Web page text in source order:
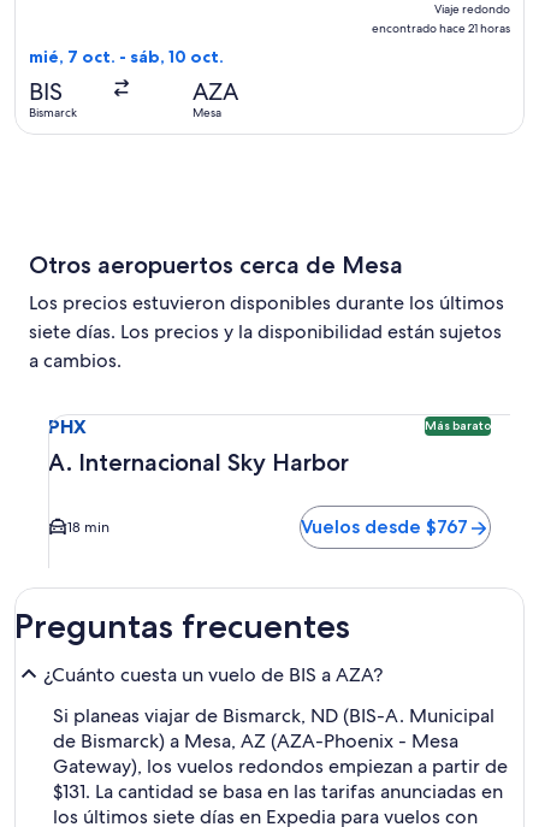
redondo,
Viaje redondo
encontrado hace 21 horas
mié, 7 oct. - sáb, 10 oct.
BIS
Bismarck
AZA
Mesa
Otros aeropuertos cerca de Mesa
Los precios estuvieron disponibles durante los últimos
siete días. Los precios y la disponibilidad están sujetos
a cambios.
PHX Más barato
A. Internacional Sky Harbor
18 min Vuelos desde $767
Preguntas frecuentes
¿Cuánto cuesta un vuelo de BIS a AZA?
Si planeas viajar de Bismarck, ND (BIS-A. Municipal
de Bismarck) a Mesa, AZ (AZA-Phoenix - Mesa
Gateway), los vuelos redondos empiezan a partir de
$131. La cantidad se basa en las tarifas anunciadas en
los últimos siete días en Expedia para vuelos con